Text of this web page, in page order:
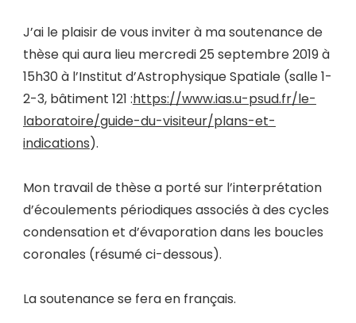
J’ai le plaisir de vous inviter à ma soutenance de
thèse qui aura lieu mercredi 25 septembre 2019à
15h30 à l’Institut d’Astrophysique Spatiale (salle 1-
2-3, bâtiment 121 :https://www.ias.u-psud.fr/le-
laboratoire/guide-du-visiteur/plans-et-
indications).
Mon travail de thèse a porté sur l’interprétation
d’écoulements périodiques associés à des cycles
condensation et d’évaporation dans les boucles
coronales (résumé ci-dessous).
La soutenance se fera en français.